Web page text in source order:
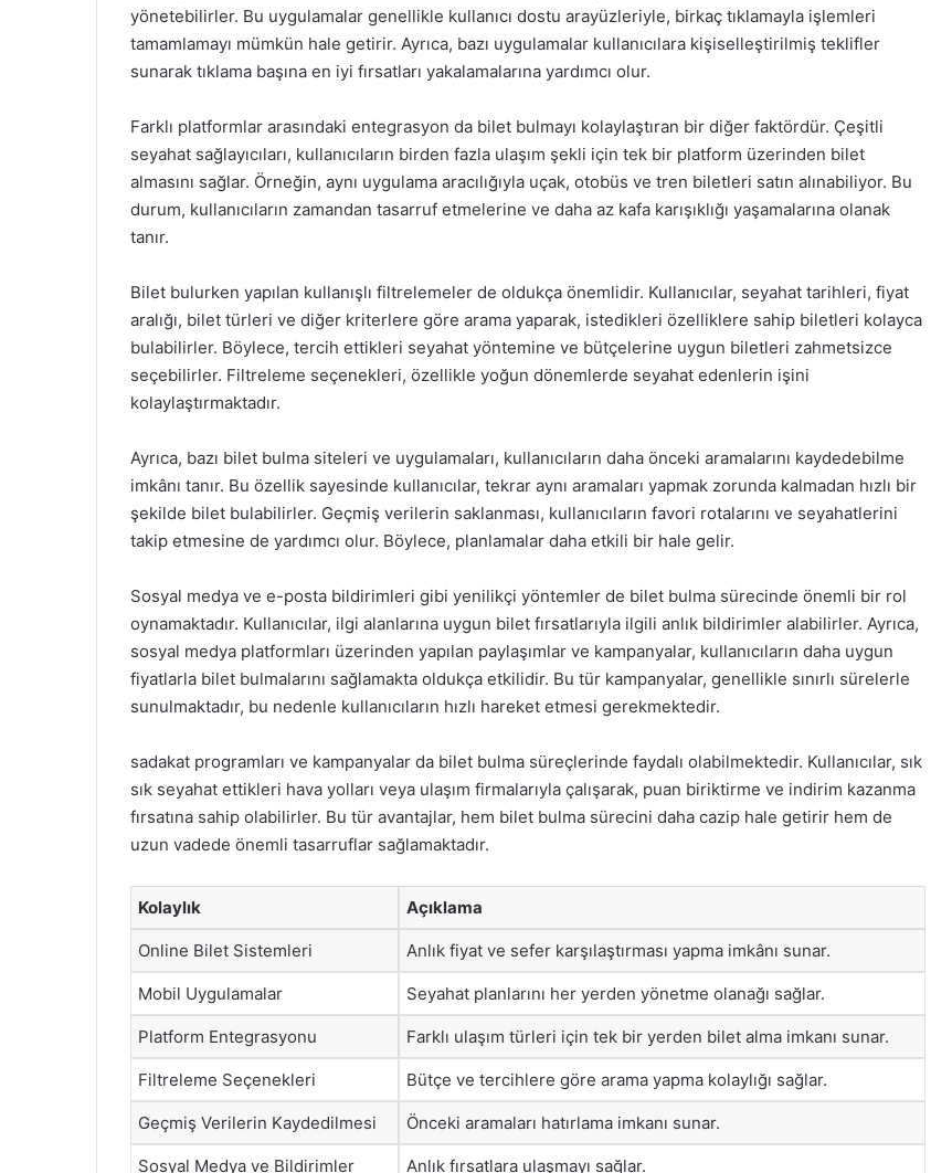
yönetebilirler. Bu uygulamalar genellikle kullanıcı dostu arayüzleriyle, birkaç tıklamayla işlemleri
tamamlamayı mümkün hale getirir. Ayrıca, bazı uygulamalar kullanıcılara kişiselleştirilmiş teklifler
sunarak tıklama başına en iyi fırsatları yakalamalarına yardımcı olur.
Farklı platformlar arasındaki entegrasyon da bilet bulmayı kolaylaştıran bir diğer faktördür. Çeşitli
seyahat sağlayıcıları, kullanıcıların birden fazla ulaşım şekli için tek bir platform üzerinden bilet
almasını sağlar. Örneğin, aynı uygulama aracılığıyla uçak, otobüs ve tren biletleri satın alınabiliyor. Bu
durum, kullanıcıların zamandan tasarruf etmelerine ve daha az kafa karışıklığı yaşamalarına olanak
tanır.
Bilet bulurken yapılan kullanışlı filtrelemeler de oldukça önemlidir. Kullanıcılar, seyahat tarihleri, fiyat
aralığı, bilet türleri ve diğer kriterlere göre arama yaparak, istedikleri özelliklere sahip biletleri kolayca
bulabilirler. Böylece, tercih ettikleri seyahat yöntemine ve bütçelerine uygun biletleri zahmetsizce
seçebilirler. Filtreleme seçenekleri, özellikle yoğun dönemlerde seyahat edenlerin işini
kolaylaştırmaktadır.
Ayrıca, bazı bilet bulma siteleri ve uygulamaları, kullanıcıların daha önceki aramalarını kaydedebilme
imkânı tanır. Bu özellik sayesinde kullanıcılar, tekrar aynı aramaları yapmak zorunda kalmadan hızlı bir
şekilde bilet bulabilirler. Geçmiş verilerin saklanması, kullanıcıların favori rotalarını ve seyahatlerini
takip etmesine de yardımcı olur. Böylece, planlamalar daha etkili bir hale gelir.
Sosyal medya ve e-posta bildirimleri gibi yenilikçi yöntemler de bilet bulma sürecinde önemli bir rol
oynamaktadır. Kullanıcılar, ilgi alanlarına uygun bilet fırsatlarıyla ilgili anlık bildirimler alabilirler. Ayrıca,
sosyal medya platformları üzerinden yapılan paylaşımlar ve kampanyalar, kullanıcıların daha uygun
fiyatlarla bilet bulmalarını sağlamakta oldukça etkilidir. Bu tür kampanyalar, genellikle sınırlı sürelerle
sunulmaktadır, bu nedenle kullanıcıların hızlı hareket etmesi gerekmektedir.
sadakat programları ve kampanyalar da bilet bulma süreçlerinde faydalı olabilmektedir. Kullanıcılar, sık
sık seyahat ettikleri hava yolları veya ulaşım firmalarıyla çalışarak, puan biriktirme ve indirim kazanma
fırsatına sahip olabilirler. Bu tür avantajlar, hem bilet bulma sürecini daha cazip hale getirir hem de
uzun vadede önemli tasarruflar sağlamaktadır.
Kolaylık Açıklama
Online Bilet Sistemleri Anlık fiyat ve sefer karşılaştırması yapma imkânı sunar.
Mobil Uygulamalar Seyahat planlarını her yerden yönetme olanağı sağlar.
Platform Entegrasyonu Farklı ulaşım türleri için tek bir yerden bilet alma imkanı sunar.
Filtreleme Seçenekleri Bütçe ve tercihlere göre arama yapma kolaylığı sağlar.
Geçmiş Verilerin Kaydedilmesi Önceki aramaları hatırlama imkanı sunar.
Sosyal Medya ve Bildirimler Anlık fırsatlara ulaşmayı sağlar.